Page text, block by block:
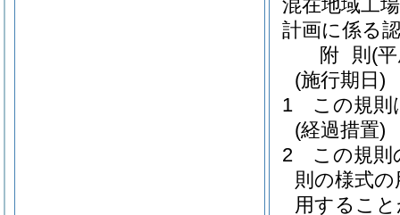
混在地域工
計画に係る
附 則 (
(施行期日)
1
この規則
(経過措置)
2
この規則
則の様式
用するこ